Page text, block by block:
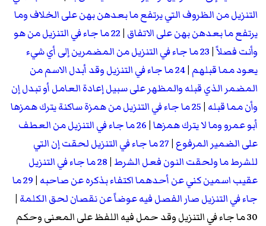
التنزيل من الظروف التي يرتفع ما بعدهن بهن على الخلاف وما
يرتفع ما بعدهن بهن على الاتفاق |
22 ما جاء في التنزيل من هو
وأنت فصلاً|
23 ما جاء في التنزيل من المضمرين إلى أي شيء
يعود مما قبلهم |
24 ما جاء في التنزيل وقد أبدل الاسم من
المضمر الذي قبله والمظهر على سبيل إعادة العامل أو تبدل إن
وأن مما قبله |
25 ما جاء في التنزيل من همزة ساكنة يترك همزها
أبو عمرو وما لا يترك همزها|
26 ما جاء في التنزيل من العطف
على الضمير المرفوع |
27 ما جاء في التنزيل لحقت إن التي
للشرط ما ولحقت النون فعل الشرط |
28 ما جاء في التنزيل
عقيب اسمين كني عن أحدهما اكتفاء بذكره عن صاحبه |
29 ما
جاء في التنزيل صار الفصل فيه عوضاً عن نقصان لحق الكلمة |
30 ما جاء في التنزيل وقد حمل فيه اللفظ على المعنى وحكم